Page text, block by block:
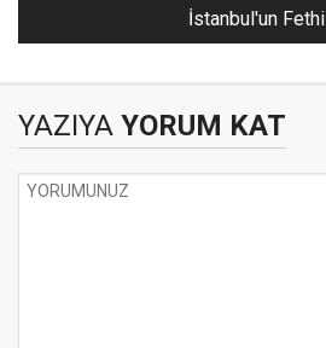
İstanbul'un Fethi
YAZIYA YORUM KAT